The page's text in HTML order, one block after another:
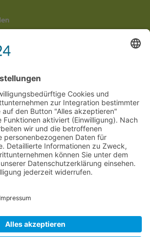
Internetwerbung by Webjoker.eu
ganz Deutschlandund alle Bundesländer wieBaden-
,Hessen,Saarland,Rheinland-Pfalz,Nordrhein-
Hamburg , Schleswig-Holstein
Mecklenburg-
,Niedersachsen,Sachsen ,Sachsen-Anhalt
,Schwerin,Hannover